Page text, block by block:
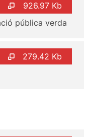
926.97 Kb
pública verda
279.42 Kb